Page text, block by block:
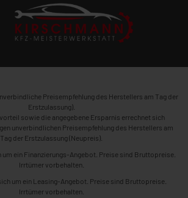
Preisempfehlung des Herstellers am Tag der
Erstzulassung).
sowie die angegebene Ersparnis errechnet sich
unverbindlichen Preisempfehlung des Herstellers am
Tag der Erstzulassung (Neupreis).
um ein Finanzierungs-Angebot. Preise sind Bruttopreise.
Irrtümer vorbehalten.
um ein Leasing-Angebot. Preise sind Bruttopreise.
Irrtümer vorbehalten.